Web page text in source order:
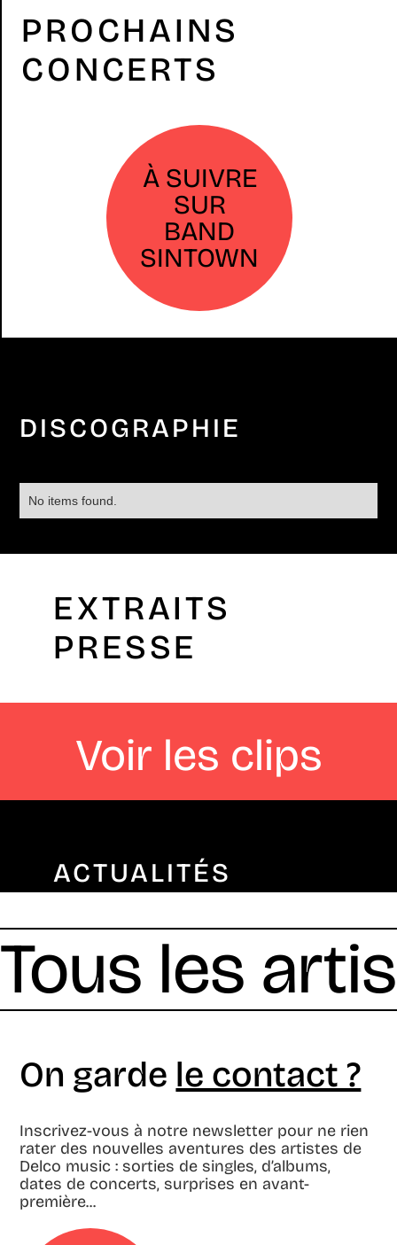
PROCHAINS
CONCERTS
À SUIVRE
SUR
BAND
SINTOWN
DISCOGRAPHIE
No items found.
EXTRAITS
PRESSE
Voir les clips
ACTUALITÉS
Tous les
On garde le contact ?
Inscrivez-vous à notre newsletter pour ne rien
rater des nouvelles aventures des artistes de
Delco music : sorties de singles, d’albums,
dates de concerts, surprises en avant-
première...